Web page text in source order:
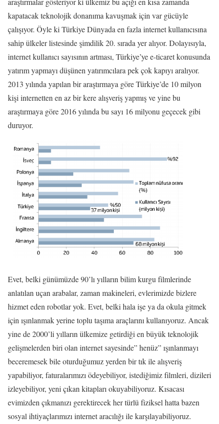
kapatacak teknolojik donanıma kavuşmak için var gücüyle
çalışıyor. Öyle ki Türkiye Dünyada en fazla internet kullanıcısına
sahip ülkeler listesinde şimdilik 20. sırada yer alıyor. Dolayısıyla,
internet kullanıcı sayısının artması, Türkiye’ye e-ticaret konusunda
yatırım yapmayı düşünen yatırımcılara pek çok kapıyı aralıyor.
2013 yılında yapılan bir araştırmaya göre Türkiye’de 10 milyon
kişi internetten en az bir kere alışveriş yapmış ve yine bu
araştırmaya göre 2016 yılında bu sayı 16 milyonu geçecek gibi
duruyor.
Evet, belki günümüzde 90’lı yılların bilim kurgu filmlerinde
anlatılan uçan arabalar, zaman makineleri, evlerimizde bizlere
hizmet eden robotlar yok. Evet, belki hala işe ya da okula gitmek
için ışınlanmak yerine toplu taşıma araçlarını kullanıyoruz. Ancak
yine de 2000’li yılların ülkemize getirdiği en büyük teknolojik
gelişmelerden biri olan internet sayesinde” henüz” ışınlanmayı
beceremesek bile oturduğumuz yerden bir tık ile alışveriş
yapabiliyor, faturalarımızı ödeyebiliyor, istediğimiz filmleri, dizileri
izleyebiliyor, yeni çıkan kitapları okuyabiliyoruz. Kısacası
evimizden çıkmanızı gerektirecek her türlü fiziksel hatta bazen
sosyal ihtiyaçlarımızı internet aracılığı ile karşılayabiliyoruz.